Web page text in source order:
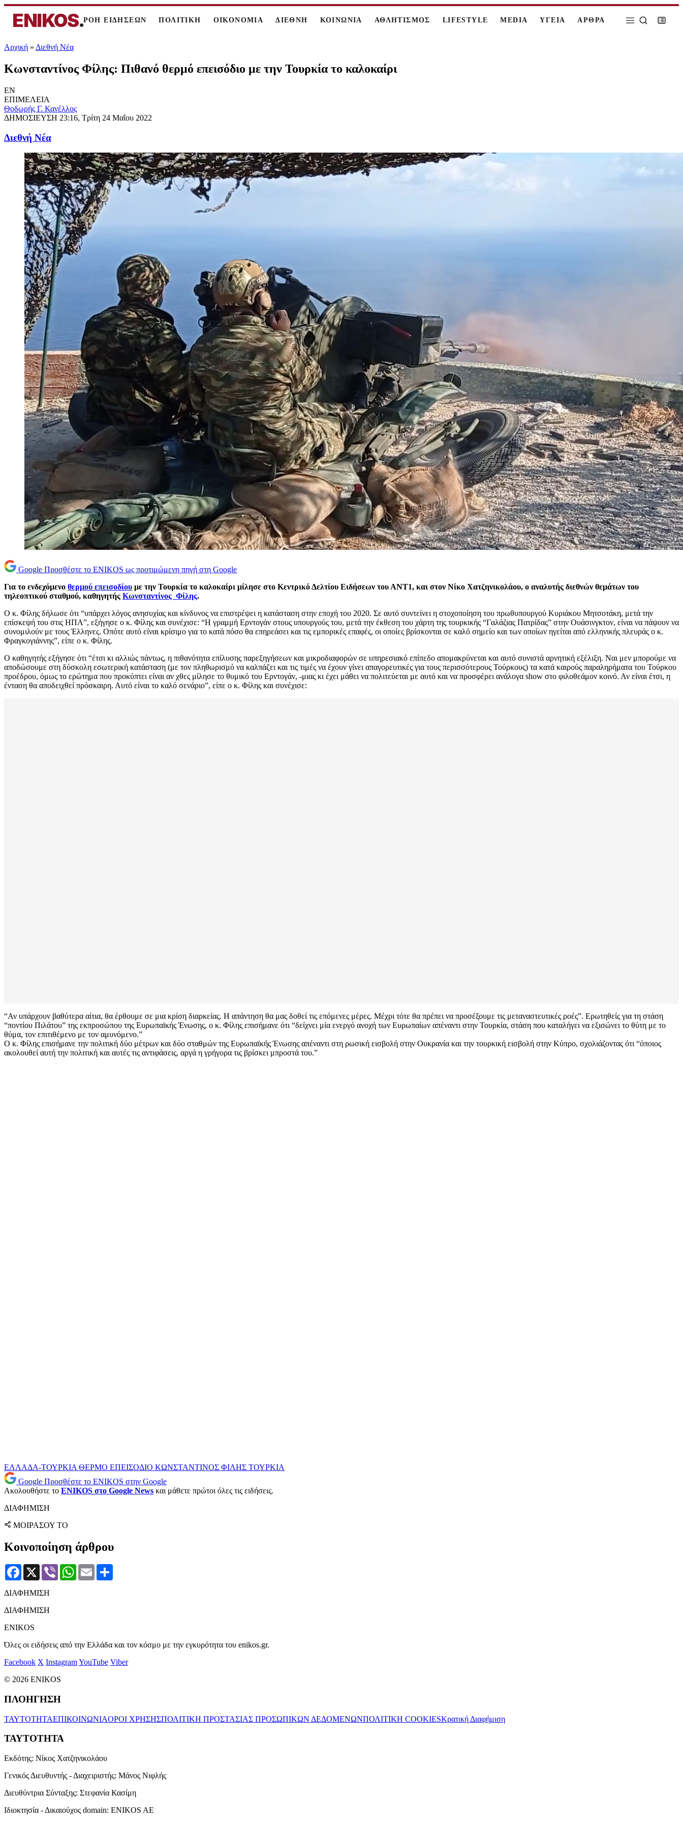
ENIKOS.ΡΟΗ ΕΙΔΗΣΕΩΝ ΠΟΛΙΤΙΚΗ ΟΙΚΟΝΟΜΙΑ ΔΙΕΘΝΗ ΚΟΙΝΩΝΙΑ ΑΘΛΗΤΙΣΜΟΣ LIFESTYLE MEDIA ΥΓΕΙΑ ΑΡΘΡΑ
Αρχική » Διεθνή Νέα
Κωνσταντίνος Φίλης: Πιθανό θερμό επεισόδιο με την Τουρκία το καλοκαίρι
EN
ΕΠΙΜΕΛΕΙΑ
Θοδωρής Γ. Κανέλλος
ΔΗΜΟΣΙΕΥΣΗ 23:16, Τρίτη 24 Μαΐου 2022
Διεθνή Νέα
Google Προσθέστε το ENIKOS ως προτιμώμενη πηγή στη Google
Για το ενδεχόμενο θερμού επεισοδίου με την Τουρκία το καλοκαίρι μίλησε στο Κεντρικό Δελτίου Ειδήσεων του ΑΝΤ1, και στον Νίκο Χατζηνικολάου, ο αναλυτής διεθνών θεμάτων του
τηλεοπτικού σταθμού, καθηγητής Κωνσταντίνος Φίλης.
Ο κ. Φίλης δήλωσε ότι “υπάρχει λόγος ανησυχίας και κίνδυνος να επιστρέψει η κατάσταση στην εποχή του 2020. Σε αυτό συντείνει η στοχοποίηση του πρωθυπουργού Κυριάκου Μητσοτάκη, μετά την
επίσκεψή του στις ΗΠΑ”, εξήγησε ο κ. Φίλης και συνέχισε: “Η γραμμή Ερντογάν στους υπουργούς του, μετά την έκθεση του χάρτη της τουρκικής “Γαλάζιας Πατρίδας” στην Ουάσινγκτον, είναι να πάψουν να
συνομιλούν με τους Έλληνες. Οπότε αυτό είναι κρίσιμο για το κατά πόσο θα επηρεάσει και τις εμπορικές επαφές, οι οποίες βρίσκονται σε καλό σημείο και των οποίων ηγείται από ελληνικής πλευράς ο κ.
Φραγκογιάννης”, είπε ο κ. Φίλης.
Ο καθηγητής εξήγησε ότι “έτσι κι αλλιώς πάντως, η πιθανότητα επίλυσης παρεξηγήσεων και μικροδιαφορών σε υπηρεσιακό επίπεδο απομακρύνεται και αυτό συνιστά αρνητική εξέλιξη. Ναι μεν μπορούμε να
αποδώσουμε στη δύσκολη εσωτερική κατάσταση (με τον πληθωρισμό να καλπάζει και τις τιμές να έχουν γίνει απαγορευτικές για τους περισσότερους Τούρκους) τα κατά καιρούς παραληρήματα του Τούρκου
προέδρου, όμως το ερώτημα που προκύπτει είναι αν χθες μίλησε το θυμικό του Ερντογάν, -μιας κι έχει μάθει να πολιτεύεται με αυτό και να προσφέρει ανάλογα show στο φιλοθεάμον κοινό. Αν είναι έτσι, η
ένταση θα αποδειχθεί πρόσκαιρη. Αυτό είναι το καλό σενάριο”, είπε ο κ. Φίλης και συνέχισε:
“Αν υπάρχουν βαθύτερα αίτια, θα έρθουμε σε μια κρίση διαρκείας. Η απάντηση θα μας δοθεί τις επόμενες μέρες. Μέχρι τότε θα πρέπει να προσέξουμε τις μεταναστευτικές ροές”. Ερωτηθείς για τη στάση
“ποντίου Πιλάτου” της εκπροσώπου της Ευρωπαϊκής Ένωσης, ο κ. Φίλης επισήμανε ότι “δείχνει μία ενεργό ανοχή των Ευρωπαίων απέναντι στην Τουρκία, στάση που καταλήγει να εξισώνει το θύτη με το
θύμα, τον επιτιθέμενο με τον αμυνόμενο.”
Ο κ. Φίλης επισήμανε την πολιτική δύο μέτρων και δύο σταθμών της Ευρωπαϊκής Ένωσης απέναντι στη ρωσική εισβολή στην Ουκρανία και την τουρκική εισβολή στην Κύπρο, σχολιάζοντας ότι “όποιος
ακολουθεί αυτή την πολιτική και αυτές τις αντιφάσεις, αργά η γρήγορα τις βρίσκει μπροστά του.”
ΕΛΛΑΔΑ-ΤΟΥΡΚΙΑ ΘΕΡΜΟ ΕΠΕΙΣΟΔΙΟ ΚΩΝΣΤΑΝΤΙΝΟΣ ΦΙΛΗΣ ΤΟΥΡΚΙΑ
Google Προσθέστε το ENIKOS στην Google
Ακολουθήστε το ENIKOS στο Google News και μάθετε πρώτοι όλες τις ειδήσεις.
ΔΙΑΦΗΜΙΣΗ
ΜΟΙΡΑΣΟΥ ΤΟ
Κοινοποίηση άρθρου
Facebook
X Viber WhatsApp
Email
ΔΙΑΦΗΜΙΣΗ
ΔΙΑΦΗΜΙΣΗ
ENIKOS
Όλες οι ειδήσεις από την Ελλάδα και τον κόσμο με την εγκυρότητα του enikos.gr.
Facebook X InstagramYouTube Viber
© 2026 ENIKOS
ΠΛΟΗΓΗΣΗ
ΤΑΥΤΟΤΗΤΑΕΠΙΚΟΙΝΩΝΙΑΟΡΟΙ ΧΡΗΣΗΣΠΟΛΙΤΙΚΗ ΠΡΟΣΤΑΣΙΑΣ ΠΡΟΣΩΠΙΚΩΝ ΔΕΔΟΜΕΝΩΝΠΟΛΙΤΙΚΗ COOKIESΚρατική Διαφήμιση
ΤΑΥΤΟΤΗΤΑ
Εκδότης: Νίκος Χατζηνικολάου
Γενικός Διευθυντής - Διαχειριστής: Μάνος Νιφλής
Διευθύντρια Σύνταξης: Στεφανία Κασίμη
Ιδιοκτησία - Δικαιούχος domain: ENIKOS AE